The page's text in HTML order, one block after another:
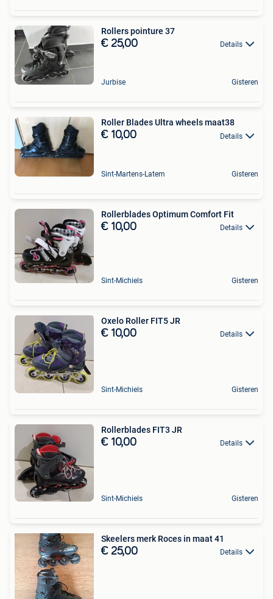
Rollers pointure 37
€ 25,00 Details
Jurbise Gisteren
Roller Blades Ultra wheels maat38
€ 10,00 Details
Sint-Martens-Latem Gisteren
Rollerblades Optimum Comfort Fit
€ 10,00 Details
Sint-Michiels Gisteren
Oxelo Roller FIT5 JR
€ 10,00 Details
Sint-Michiels Gisteren
Rollerblades FIT3 JR
€ 10,00 Details
Sint-Michiels Gisteren
Skeelers merk Roces in maat 41
€ 25,00 Details